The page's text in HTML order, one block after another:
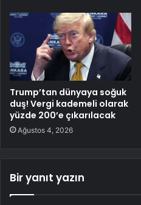
Trump’tan dünyaya soğuk
duş! Vergi kademeli olarak
yüzde 200’e çıkarılacak
Ağustos 4, 2026
Bir yanıt yazın